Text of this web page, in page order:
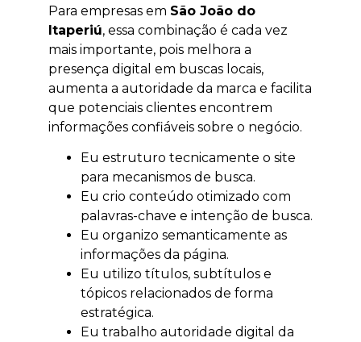
Para empresas em São João do
Itaperiú, essa combinação é cada vez
mais importante, pois melhora a
presença digital em buscas locais,
aumenta a autoridade da marca e facilita
que potenciais clientes encontrem
informações confiáveis sobre o negócio.
Eu estruturo tecnicamente o site
para mecanismos de busca.
Eu crio conteúdo otimizado com
palavras-chave e intenção de busca.
Eu organizo semanticamente as
informações da página.
Eu utilizo títulos, subtítulos e
tópicos relacionados de forma
estratégica.
Eu trabalho autoridade digital da